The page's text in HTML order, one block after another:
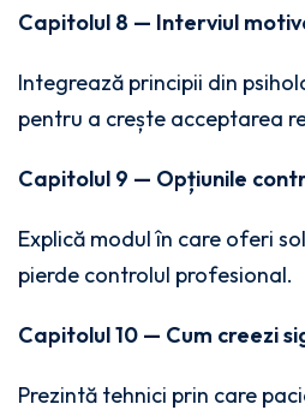
Capitolul 8 — Interviul
Integrează principii din
pentru a crește acceptarea
Capitolul 9 — Opțiunile
Explică modul în care oferi
pierde controlul profesional.
Capitolul 10 — Cum creezi
Prezintă tehnici prin care